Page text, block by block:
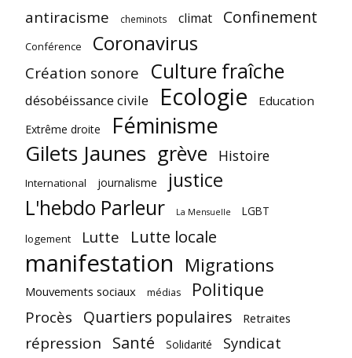
antiracisme cheminots climat Confinement
Conférence Coronavirus
Création sonore Culture fraîche
désobéissance civile Ecologie Education
Extrême droite Féminisme
Gilets Jaunes grève Histoire
International journalisme justice
L'hebdo Parleur La Mensuelle
LGBT
logement
Lutte Lutte locale
manifestation Migrations
Mouvements sociaux médias Politique
Procès Quartiers populaires Retraites
répression Santé Solidarité Syndicat